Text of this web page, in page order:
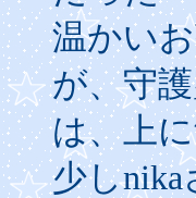
温かい
が、守
は、上
少し